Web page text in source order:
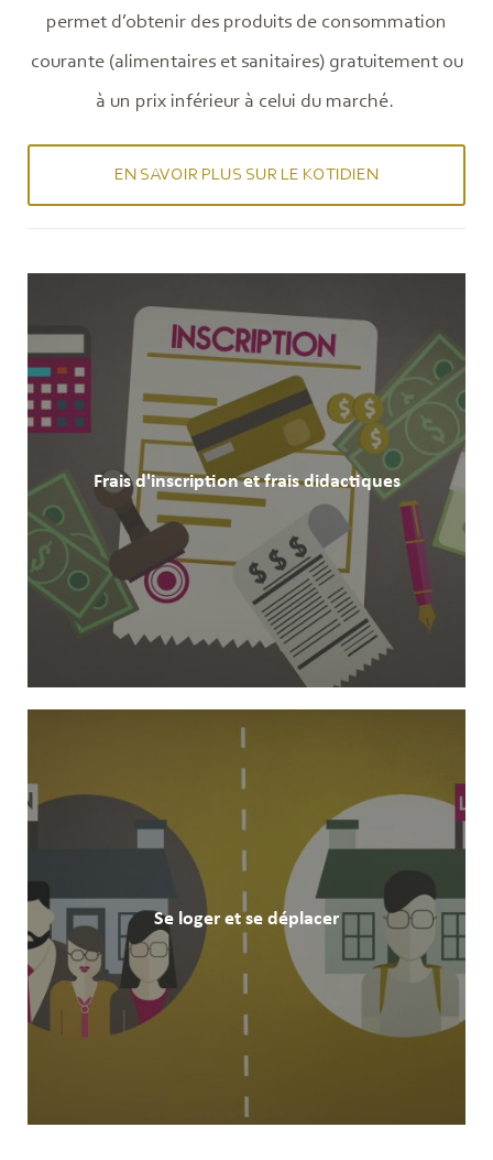
permet d’obtenir des produits de consommation
courante (alimentaires et sanitaires) gratuitement ou
à un prix inférieur à celui du marché.
EN SAVOIR PLUS SUR LE KOTIDIEN
Frais d'inscription et frais didactiques
Se loger et se déplacer